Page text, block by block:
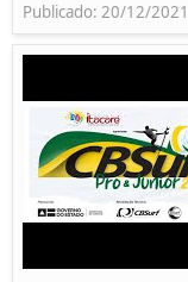
Publicado: 20/12/2021